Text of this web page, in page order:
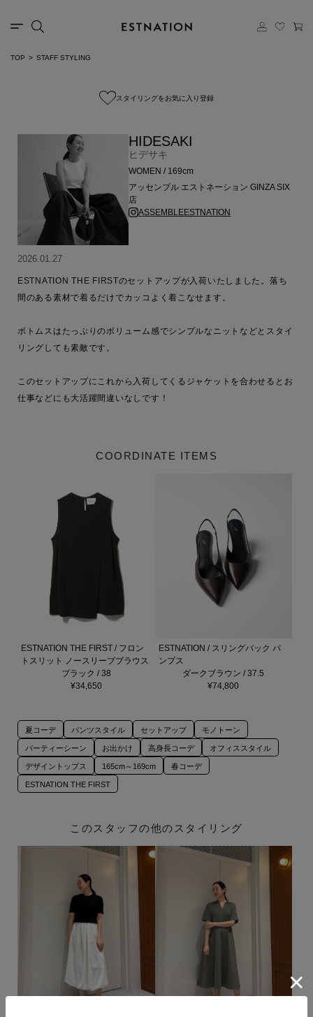
TOP STAFF STYLING
スタイリングをお気に入り登録
HIDESAKI
ヒデサキ
WOMEN / 169cm
アッセンブル エストネーション GINZA SIX
店
ASSEMBLEESTNATION
2026.01.27
ESTNATION THE FIRSTのセットアップが入荷いたしました。落ち
間のある素材で着るだけでカッコよく着こなせます。
ボトムスはたっぷりのボリューム感でシンプルなニットなどとスタイ
リングしても素敵です。
このセットアップにこれから入荷してくるジャケットを合わせるとお
仕事などにも大活躍間違いなしです！
COORDINATE ITEMS
ESTNATION THE FIRST / フロン
トスリット ノースリーブブラウス
ブラック / 38
¥34,650
ESTNATION / スリングバック パ
ンプス
ダークブラウン / 37.5
¥74,800
夏コーデ パンツスタイル セットアップ モノトーン
パーティーシーン お出かけ 高身長コーデ オフィススタイル
デザイントップス 165cm～169cm 春コーデ
ESTNATION THE FIRST
このスタッフの他のスタイリング